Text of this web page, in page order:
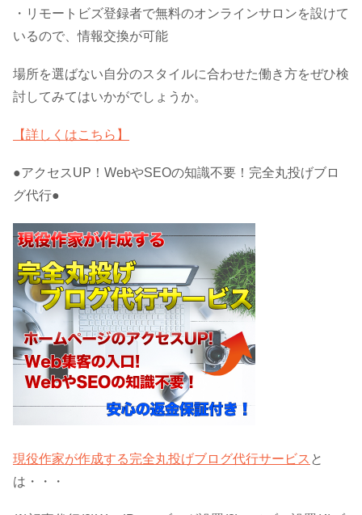
・リモートビズ登録者で無料のオンラインサロンを設けて
いるので、情報交換が可能
場所を選ばない自分のスタイルに合わせた働き方をぜひ検
討してみてはいかがでしょうか。
【詳しくはこちら】
●アクセスUP！WebやSEOの知識不要！完全丸投げブロ
グ代行●
現役作家が作成する完全丸投げブログ代行サービス と
は・・・